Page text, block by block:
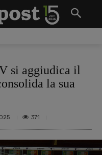
si aggiudica il
la sua
371